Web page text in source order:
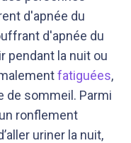
d'apnée du
d'apnée du
pendant la nuit ou
fatiguées,
de sommeil. Parmi
ronflement
uriner la nuit,